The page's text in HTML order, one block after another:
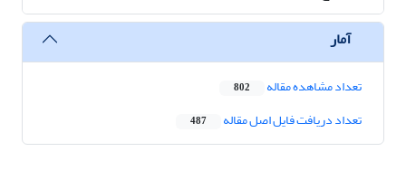
آمار
تعداد مشاهده مقاله 802
تعداد دریافت فایل اصل مقاله 487